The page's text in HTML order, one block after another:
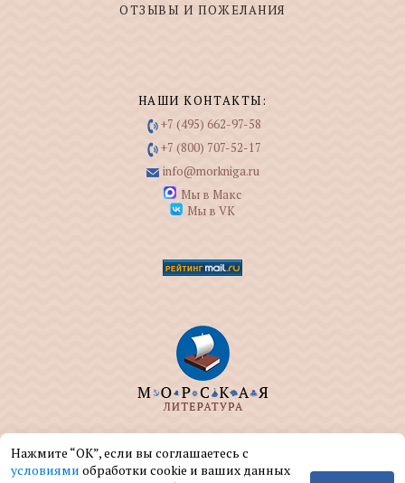
ОТЗЫВЫ И ПОЖЕЛАНИЯ
НАШИ КОНТАКТЫ:
+7 (495) 662-97-58
+7 (800) 707-52-17
info@morkniga.ru
Мы в Макс
Мы в VK
ООО "МОРКНИГА" занимается изданием и
реализацией книг на морскую тематику.
Нажмите “ОК”, если вы соглашаетесь с
условиями обработки cookie и ваших данных